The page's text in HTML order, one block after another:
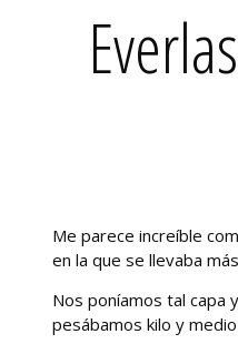
Me parece increíble
en la que se llevaba
Nos poníamos tal capa
pesábamos kilo y